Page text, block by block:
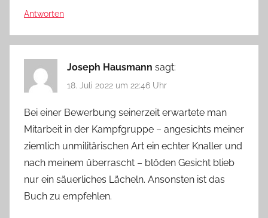
Antworten
Joseph Hausmann sagt:
18. Juli 2022 um 22:46 Uhr
Bei einer Bewerbung seinerzeit erwartete man
Mitarbeit in der Kampfgruppe – angesichts meiner
ziemlich unmilitärischen Art ein echter Knaller und
nach meinem überrascht – blöden Gesicht blieb
nur ein säuerliches Lächeln. Ansonsten ist das
Buch zu empfehlen.